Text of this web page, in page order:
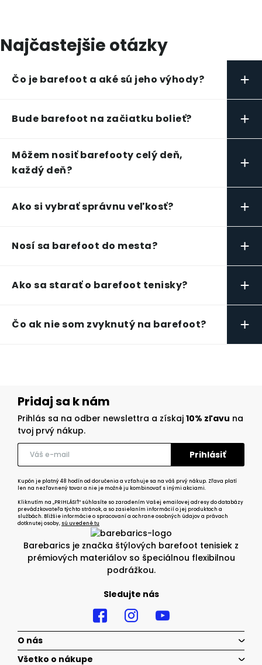
Najčastejšie otázky
Čo je barefoot a aké sú jeho výhody? +
Bude barefoot na začiatku bolieť? +
Môžem nosiť barefooty celý deň,
každý deň?
+
Ako si vybrať správnu veľkosť? +
Nosí sa barefoot do mesta? +
Ako sa starať o barefoot tenisky? +
Čo ak nie som zvyknutý na barefoot? +
Barebarics je značka štýlových barefoot tenisiek z
prémiových materiálov so špeciálnou flexibilnou
podrážkou.
Sledujte nás
Pridaj sa k nám
Prihlás sa na odber newslettra a získaj 10% zľavu na
tvoj prvý nákup.
Kupón je platný 48 hodín od doručenia a vzťahuje sa na váš prvý nákup. Zľava platí
len na nezľavnený tovar a nie je možné ju kombinovať s inými akciami.
Kliknutím na „PRIHLÁSIŤ“ súhlasíte so zaradením Vašej emailovej adresy do databázy
prevádzkovateľa týchto stránok, a so zasielaním informácií o jej produktoch a
službách. Bližšie informácie o spracovaní a ochrane osobných údajov a právach
dotknutej osoby, sú uvedené tu
O nás
Všetko o nákupe